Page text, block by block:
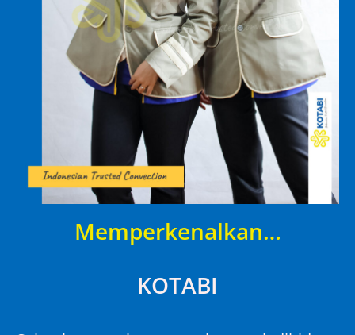
Memperkenalkan…
KOTABI